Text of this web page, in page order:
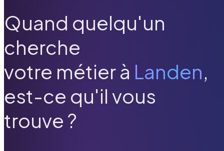
Quand quelqu'un
cherche
votre métier à Landen,
est-ce qu'il vous
trouve ?